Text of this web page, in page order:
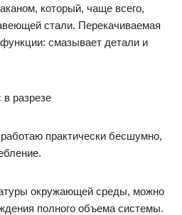
который, чаще всего,
стали. Перекачиваемая
смазывает детали и
практически бесшумно,
окружающей среды, можно
полного объема системы.